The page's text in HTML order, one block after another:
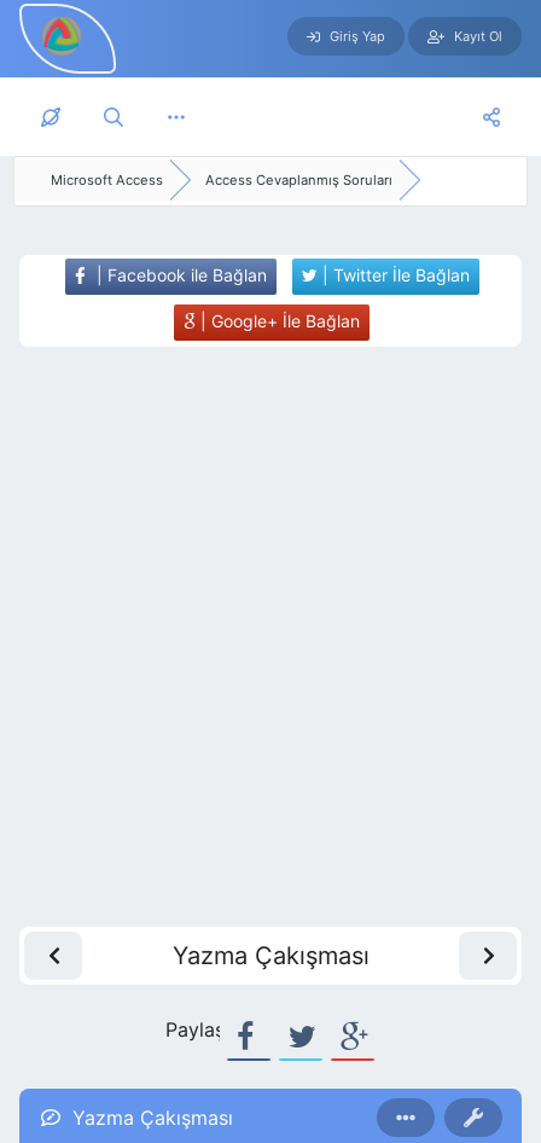
Skip to main content
Giriş Yap Kayıt Ol
Microsoft Access Access Cevaplanmış Soruları
| Facebook ile Bağlan | Twitter İle Bağlan
| Google+ İle Bağlan
Yazma Çakışması
Paylaş:
Yazma Çakışması